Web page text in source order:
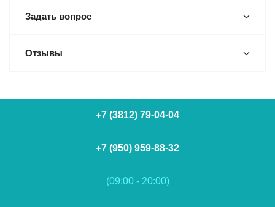
Задать вопрос
Отзывы
+7 (3812) 79-04-04
+7 (950) 959-88-32
(09:00 - 20:00)